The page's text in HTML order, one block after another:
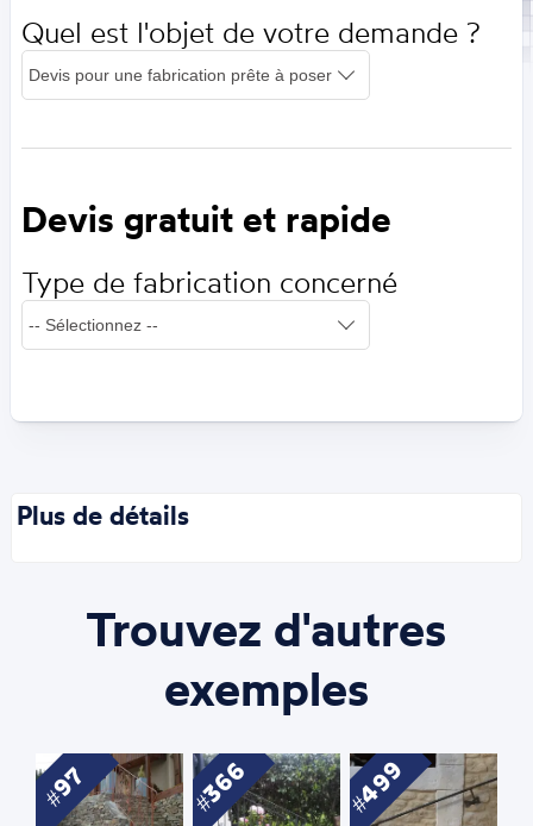
Quel est l'objet de votre demande ?
Devis gratuit et rapide
Type de fabrication concerné
Plus de détails
Trouvez d'autres
exemples
97 366 499